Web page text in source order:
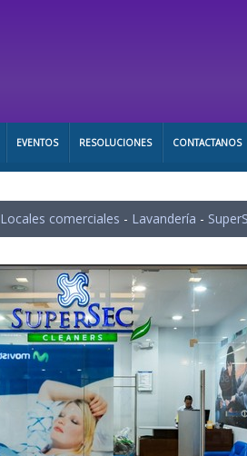
EVENTOS RESOLUCIONES CONTACTANOS
Locales comerciales - Lavandería -